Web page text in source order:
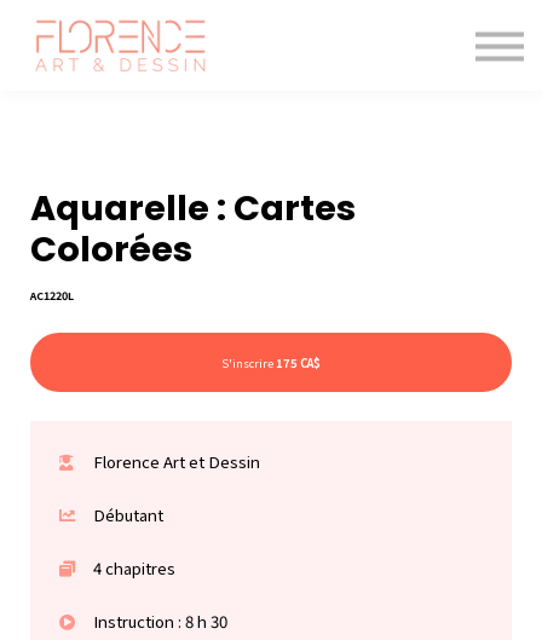
Le magazine
Aquarelle : Cartes
Colorées
AC1220L
S'inscrire175 CA$
Florence Art et Dessin
Débutant
4 chapitres
Instruction : 8 h 30